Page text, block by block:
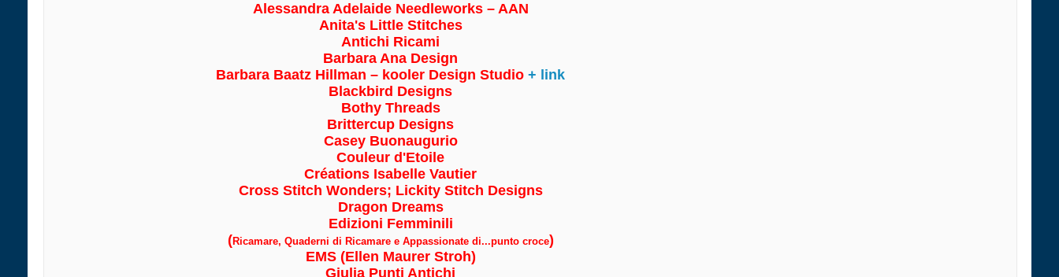
Alessandra Adelaide Needleworks – AAN
Anita's Little Stitches
Antichi Ricami
Barbara Ana Design
Barbara Baatz Hillman – kooler Design Studio + link
Blackbird Designs
Bothy Threads
Brittercup Designs
Casey Buonaugurio‏
Couleur d'Etoile
Créations Isabelle Vautier
Cross Stitch Wonders; Lickity Stitch Designs
Dragon Dreams
Edizioni Femminili
(Ricamare, Quaderni di Ricamare e Appassionate di...punto croce)
EMS (Ellen Maurer Stroh)
Giulia Punti Antichi